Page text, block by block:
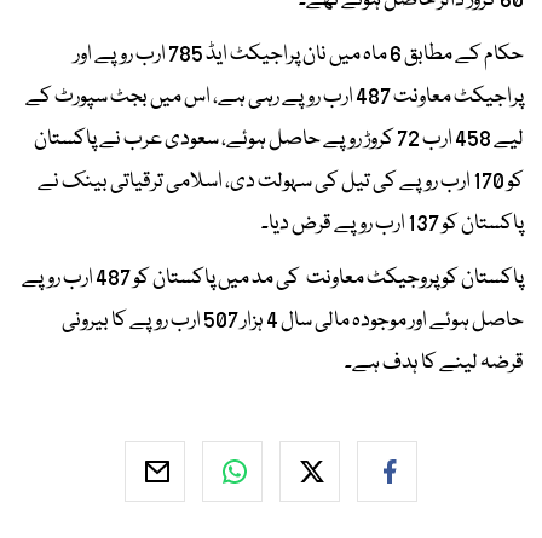
حکام کے مطابق 6 ماہ میں نان پراجیکٹ ایڈ 785 ارب روپے اور
پراجیکٹ معاونت 487 ارب روپے رہی ہے، اس میں بجٹ سپورٹ کے
لیے 458 ارب 72 کروڑ روپے حاصل ہوئے، سعودی عرب نے پاکستان
کو 170 ارب روپے کی تیل کی سہولت دی، اسلامی ترقیاتی بینک نے
پاکستان کو 137 ارب روپے قرض دیا۔
پاکستان کو پروجیکٹ معاونت کی مد میں پاکستان کو 487 ارب روپے
حاصل ہوئے اور موجودہ مالی سال 4 ہزار 507 ارب روپے کا بیرونی
قرضہ لینے کا ہدف ہے۔